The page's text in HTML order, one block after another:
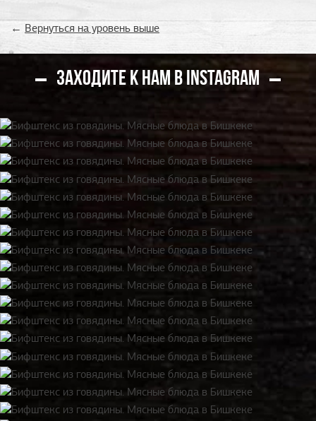
← Вернуться на уровень выше
ЗАХОДИТЕ К НАМ В INSTAGRAM